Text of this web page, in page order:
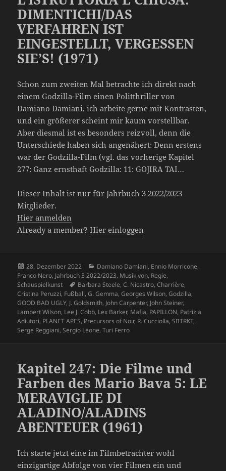
DIMENTICHI/DAS
VERFAHREN IST
EINGESTELLT, VERGESSEN
SIE’S! (1971)
Schon zum zweiten Mal betrachte ich direkt nach
einem Godzilla-Film einen Politthriller von
Damiano Damiani, ich arbeite gerne mit Kontrasten,
und ein größerer scheint mir kaum vorstellbar.
Aber diesmal ist es besonders reizvoll, denn die
Unterschiede haben sich angenähert: Denn erstens
war der Godzilla-Film (vgl. das vorherige Kapitel
277: Ganz ernsthaft Godzilla: 11: GOJIRA TAI…
Dieser Inhalt ist nur für Jahrbuch 3 2022/2023
Mitglieder.
Hier anmelden
Already a member?Hier einloggen
Veröffentlicht
am
28. Dezember 2022 Kategorien
Damiano Damiani, Ennio Morricone,
Franco Nero, Jahrbuch 3 2022/2023, Musik von, Regie,
Schauspielkunst
Schlagwörter
Barbara Steele,C. Nicastro,Charrière,
Cristina Peruzzi, Fußball,G. Gemma,Georges Wilson,Godzilla,
GOOD BAD UGLY, J. Goldsmith, John Carpenter, John Steiner,
Lambert Wilson, Lee J. Cobb, Lex Barker, Mafia, PAPILLON, Patrizia
Adiutori, PLANET APES, Precursors of Noir, R. Cucciolla,SBTRKT,
Serge Reggiani,Sergio Leone,Turi Ferro
Kapitel 247: Die Filme und
Farben des Mario Bava 5: LE
MERAVIGLIE DI
ALADINO/ALADINS
ABENTEUER (1961)
Ich starte jetzt eine im Filmbetrachter wohl
einzigartige Abfolge von vier Filmen ein und